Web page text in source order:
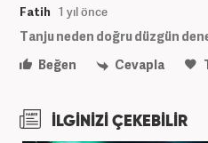
Fatih 1 yıl önce
Tanju neden doğru düzgün
Beğen
Cevapla
İLGİNİZİ ÇEKEBİLİR